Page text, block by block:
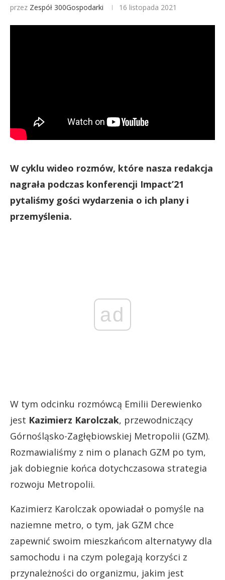
przez Zespół 300Gospodarki 16 listopada 2021
W cyklu wideo rozmów, które nasza redakcja
nagrała podczas konferencji Impact’21
pytaliśmy gości wydarzenia o ich plany i
przemyślenia.
ad
W tym odcinku rozmówcą Emilii Derewienko
jest Kazimierz Karolczak, przewodniczący
Górnośląsko-Zagłębiowskiej Metropolii (GZM).
Rozmawialiśmy z nim o planach GZM po tym,
jak dobiegnie końca dotychczasowa strategia
rozwoju Metropolii.
Kazimierz Karolczak opowiadał o pomyśle na
naziemne metro, o tym, jak GZM chce
zapewnić swoim mieszkańcom alternatywy dla
samochodu i na czym polegają korzyści z
przynależności do organizmu, jakim jest